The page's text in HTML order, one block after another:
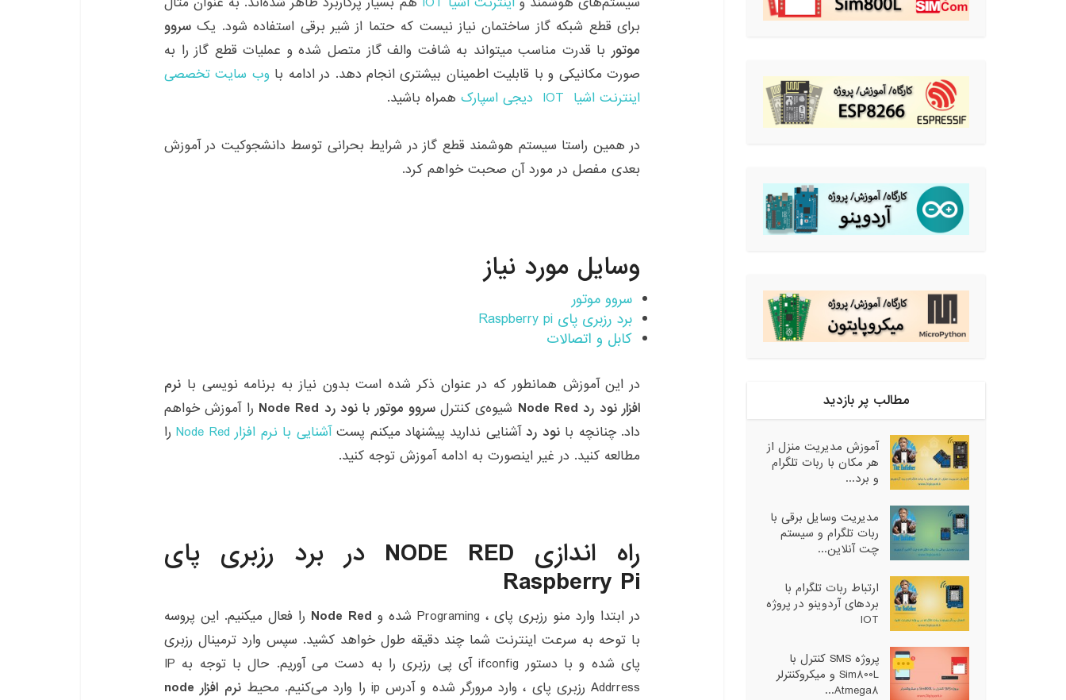
برای قطع شبکه گاز ساختمان نیاز نیست که حتما از شیر برقی استفاده شود. یک سروو
موتور با قدرت مناسب میتواند به شافت والف گاز متصل شده و عملیات قطع گاز را به
صورت مکانیکی و با قابلیت اطمینان بیشتری انجام دهد. در ادامه با وب سایت تخصصی
اینترنت اشیا IOT
دیجی اسپارک همراه باشید.
در همین راستا سیستم هوشمند قطع گاز در شرایط بحرانی توسط دانشجوکیت در آموزش
بعدی مفصل در مورد آن صحبت خواهم کرد.
وسایل مورد نیاز
سروو موتور
برد رزبری پای Raspberry pi
کابل و اتصالات
در این آموزش همانطور که در عنوان ذکر شده است بدون نیاز به برنامه نویسی با نرم
افزار نود رد Node Red
شیوه‌ی کنترلسروو موتور با نود رد Node Red
را آموزش خواهم
داد. چنانچه بانود رد آشنایی ندارید پیشنهاد میکنم پستآشنایی با نرم افزار Node Red
را
مطالعه کنید. در غیر اینصورت به ادامه آموزش توجه کنید.
راه اندازی NODE RED در برد رزبری پای
Raspberry Pi
در ابتدا وارد منو رزبری پای ، Programing شده و Node Red را فعال میکنیم. این پروسه
با توحه به سرعت اینترنت شما چند دقیقه طول خواهد کشید. سپس وارد ترمینال رزبری
پای شده و با دستور ifconfig آی پی رزبری را به دست می آوریم. حال با توجه به IP
Addrress رزبری پای ، وارد مرورگر شده و آدرس ip را وارد می‌کنیم. محیط
نرم افزار node
مطالب پر بازدید
آموزش مدیریت منزل از
هر مکان با ربات تلگرام
و برد...
مدیریت وسایل برقی با
ربات تلگرام و سیستم
چت آنلاین...
ارتباط ربات تلگرام با
بردهای آردوینو در پروژه
IOT
پروژه SMS کنترل با
Sim800L و میکروکنترلر
Atmega8...